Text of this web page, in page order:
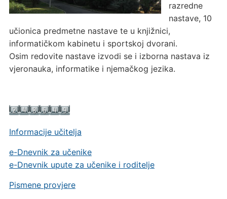
Informacije učitelja
e-Dnevnik za učenike
e-Dnevnik upute za učenike i roditelje
Pismene provjere
razredne
nastave, 10
učionica predmetne nastave te u knjižnici,
informatičkom kabinetu i sportskoj dvorani.
Osim redovite nastave izvodi se i izborna nastava iz
vjeronauka, informatike i njemačkog jezika.